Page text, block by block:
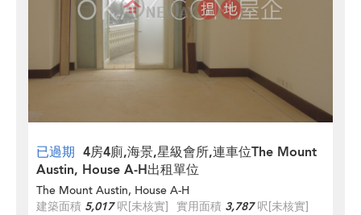
已過期 4房4廁,海景,星級會所,連車位The Mount
Austin, House A-H出租單位
The Mount Austin, House A-H
建築面積 5,017呎[未核實] 實用面積 3,787呎[未核實]